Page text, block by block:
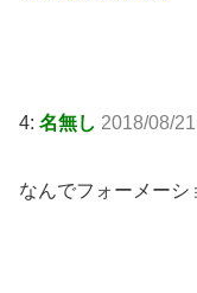
4: 名無し 2018/08/
なんでフォーメーシ